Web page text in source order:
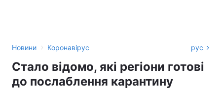
Новини › Коронавірус рус
Стало відомо, які регіони готові
до послаблення карантину